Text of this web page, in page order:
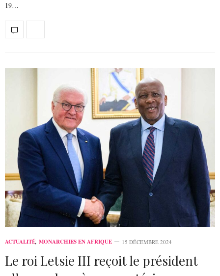
19…
ACTUALITÉ, MONARCHIES EN AFRIQUE 15 DÉCEMBRE 2024
Le roi Letsie III reçoit le président